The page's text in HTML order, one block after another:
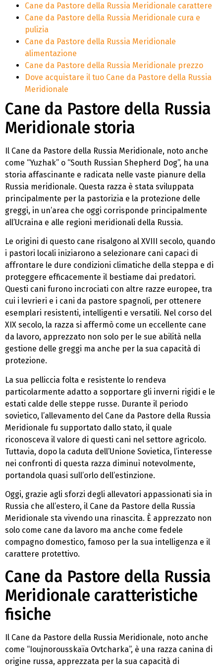
Cane da Pastore della Russia Meridionale carattere
Cane da Pastore della Russia Meridionale cura e
pulizia
Cane da Pastore della Russia Meridionale
alimentazione
Cane da Pastore della Russia Meridionale prezzo
Dove acquistare il tuo Cane da Pastore della Russia
Meridionale
Cane da Pastore della Russia
Meridionale storia
Il Cane da Pastore della Russia Meridionale, noto anche
come “Yuzhak” o “South Russian Shepherd Dog”, ha una
storia affascinante e radicata nelle vaste pianure della
Russia meridionale. Questa razza è stata sviluppata
principalmente per la pastorizia e la protezione delle
greggi, in un’area che oggi corrisponde principalmente
all’Ucraina e alle regioni meridionali della Russia.
Le origini di questo cane risalgono al XVIII secolo, quando
i pastori locali iniziarono a selezionare cani capaci di
affrontare le dure condizioni climatiche della steppa e di
proteggere efficacemente il bestiame dai predatori.
Questi cani furono incrociati con altre razze europee, tra
cui i levrieri e i cani da pastore spagnoli, per ottenere
esemplari resistenti, intelligenti e versatili. Nel corso del
XIX secolo, la razza si affermò come un eccellente cane
da lavoro, apprezzato non solo per le sue abilità nella
gestione delle greggi ma anche per la sua capacità di
protezione.
La sua pelliccia folta e resistente lo rendeva
particolarmente adatto a sopportare gli inverni rigidi e le
estati calde delle steppe russe. Durante il periodo
sovietico, l’allevamento del Cane da Pastore della Russia
Meridionale fu supportato dallo stato, il quale
riconosceva il valore di questi cani nel settore agricolo.
Tuttavia, dopo la caduta dell’Unione Sovietica, l’interesse
nei confronti di questa razza diminuì notevolmente,
portandola quasi sull’orlo dell’estinzione.
Oggi, grazie agli sforzi degli allevatori appassionati sia in
Russia che all’estero, il Cane da Pastore della Russia
Meridionale sta vivendo una rinascita. È apprezzato non
solo come cane da lavoro ma anche come fedele
compagno domestico, famoso per la sua intelligenza e il
carattere protettivo.
Cane da Pastore della Russia
Meridionale caratteristiche
fisiche
Il Cane da Pastore della Russia Meridionale, noto anche
come “Ioujnorousskaïa Ovtcharka”, è una razza canina di
origine russa, apprezzata per la sua capacità di